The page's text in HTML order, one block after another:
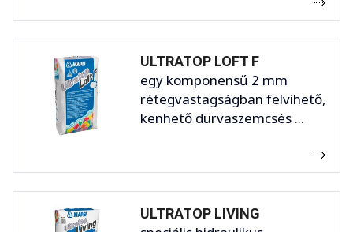
ULTRATOP LOFT F
egy komponensű 2 mm
rétegvastagságban felvihető,
kenhető durvaszemcsés ...
ULTRATOP LIVING